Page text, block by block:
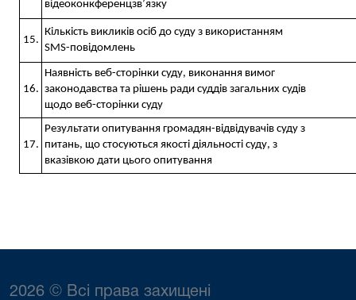
відеоконкференцзв’язку
15.
Кількість викликів осіб до суду з використанням
SMS-повідомлень
16.
Наявність веб-сторінки суду, виконання вимог
законодавства та рішень ради суддів загальних судів
щодо веб-сторінки суду
17.
Результати опитування громадян-відвідувачів суду з
питань, що стосуються якості діяльності суду, з
вказівкою дати цього опитування
2026 © Всі права захищені